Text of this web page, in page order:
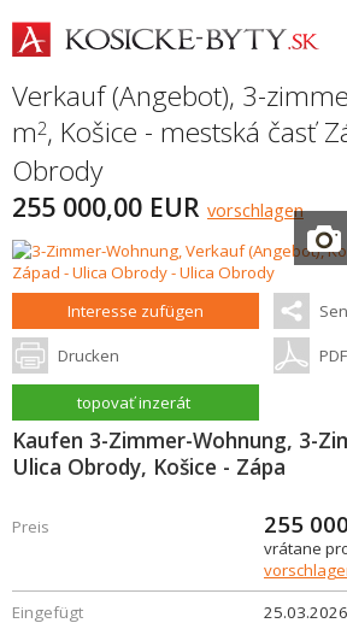
Verkauf (Angebot), 3-
m2, Košice - mestská časť
Obrody
255 000,00 EUR vorschlagen
Interesse zufügen
Drucken PDF
topovať inzerát
Kaufen 3-Zimmer-Wohnung, 3-
Ulica Obrody, Košice - Zápa
Preis 255
vrátane
Eingefügt
25.03.2026